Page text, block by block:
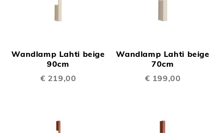
Wandlamp Lahti beige
90cm
€ 219,00
Wandlamp Lahti beige
70cm
€ 199,00